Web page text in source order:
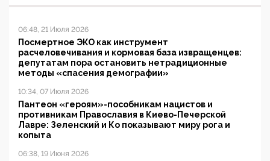
06:48, 21 Июля 2026
Посмертное ЭКО как инструмент
расчеловечивания и кормовая база извращенцев:
депутатам пора остановить нетрадиционные
методы «спасения демографии»
10:34, 07 Июля 2026
Пантеон «героям»-пособникам нацистов и
противникам Православия в Киево-Печерской
Лавре: Зеленский и Ко показывают миру рога и
копыта
06:38, 19 Июня 2026